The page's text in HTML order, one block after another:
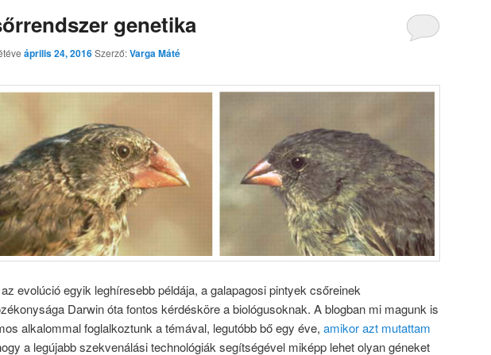
genetika
április 24, 2016Szerző:Varga Máté
evolúció egyik leghíresebb példája, a galapagosi pintyek csőreinek
Darwin óta fontos kérdésköre a biológusoknak. A blogban mi magunk is
alkalommal foglalkoztunk a témával, legutóbb bő egy éve, amikor azt mutattam
a legújabb szekvenálási technológiák segítségével miképp lehet olyan géneket